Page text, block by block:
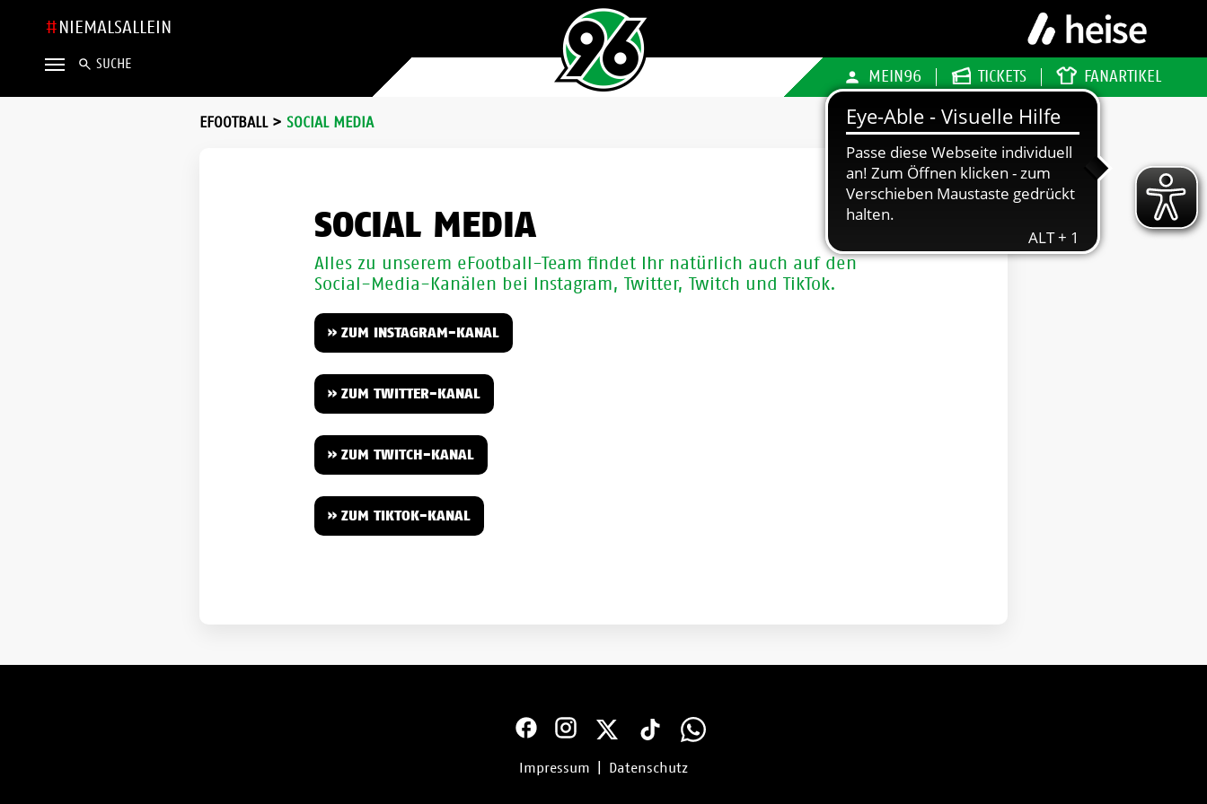
NIEMALSALLEIN
SUCHE
MEIN96 TICKETS FANARTIKEL
EFOOTBALL> SOCIAL MEDIA
SOCIAL MEDIA
Alles zu unserem eFootball-Team findet Ihr natürlich auch auf den
Social-Media-Kanälen bei Instagram, Twitter, Twitch und TikTok.
» ZUM INSTAGRAM-KANAL
» ZUM TWITTER-KANAL
» ZUM TWITCH-KANAL
» ZUM TIKTOK-KANAL
Impressum Datenschutz